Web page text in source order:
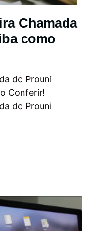
Chamada
como
do Prouni
Conferir!
do Prouni